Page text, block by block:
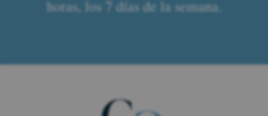
horas, los 7 días de la semana.